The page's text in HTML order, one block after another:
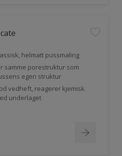
helmatt pussmaling
samme porestruktur som
egen struktur
vedheft, reagerer kjemisk
underlaget